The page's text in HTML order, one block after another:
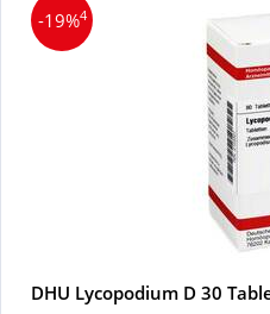
-19%4
DHU Lycopodium D 30